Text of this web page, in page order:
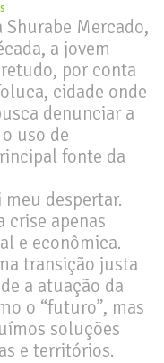
Shurabe Mercado,
a jovem
por conta
cidade onde
denunciar a
uso de
fonte da
despertar.
crise apenas
e econômica.
transição justa
a atuação da
o “futuro”, mas
soluções
e territórios.